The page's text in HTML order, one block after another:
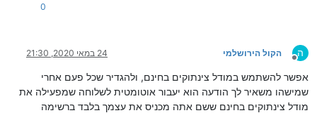
0
ה
מנותק
הקול הירושלמי 24 במאי 2020, 21:30
אפשר להשתמש במודל צינתוקים בחינם, ולהגדיר שכל פעם אחרי
שמישהו משאיר לך הודעה הוא יעבור אוטומטית לשלוחה שמפעילה את
מודל צינתוקים בחינם ששם אתה מכניס את עצמך בלבד ברשימה